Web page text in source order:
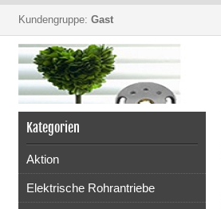
Kundengruppe: Gast
Kategorien
Aktion
Elektrische Rohrantriebe